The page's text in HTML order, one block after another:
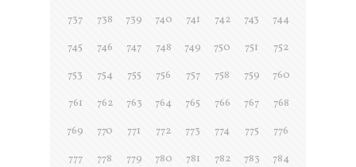
737
738 739 740 741 742 743
744
745
746 747 748 749 750 751
752
753
754 755 756 757 758 759
760
761
762 763 764 765 766 767
768
769
770 771 772 773 774 775
776
777
778 779 780 781 782 783
784